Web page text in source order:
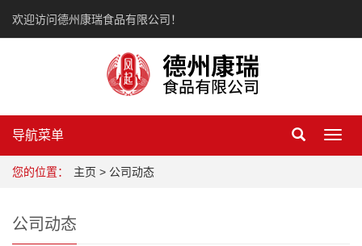
欢迎访问德州康瑞食品有限公司！
导航菜单
您的位置： 主页 > 公司动态
公司动态